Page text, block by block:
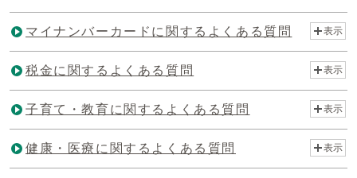
マイナンバーカードに関するよくある質問 表示
税金に関するよくある質問 表示
子育て・教育に関するよくある質問 表示
健康・医療に関するよくある質問 表示